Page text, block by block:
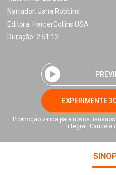
Narrador: Jana Robbins
Editora: HarperCollins USA
Duração: 2:51:12
EXPERIMENTE
Promoção válida para novos
integral. Cancele